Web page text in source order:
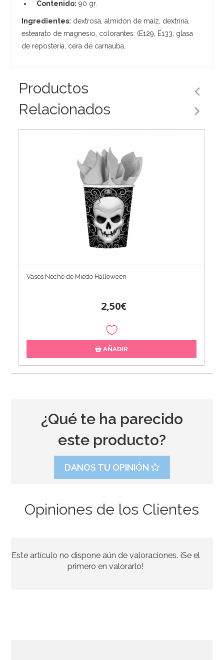
Contenido: 90 gr.
Ingredientes: dextrosa, almidón de maíz, dextrina,
estearato de magnesio, colorantes: (E129, E133, glasa
de repostería, cera de carnauba.
Productos
Relacionados
Vasos Noche de Miedo Halloween
2,50€
AÑADIR
2,95€
¿Qué te ha parecido
este producto?
DANOS TU OPINIÓN
Opiniones de los Clientes
Este artículo no dispone aún de valoraciones. ¡Se el
primero en valorarlo!